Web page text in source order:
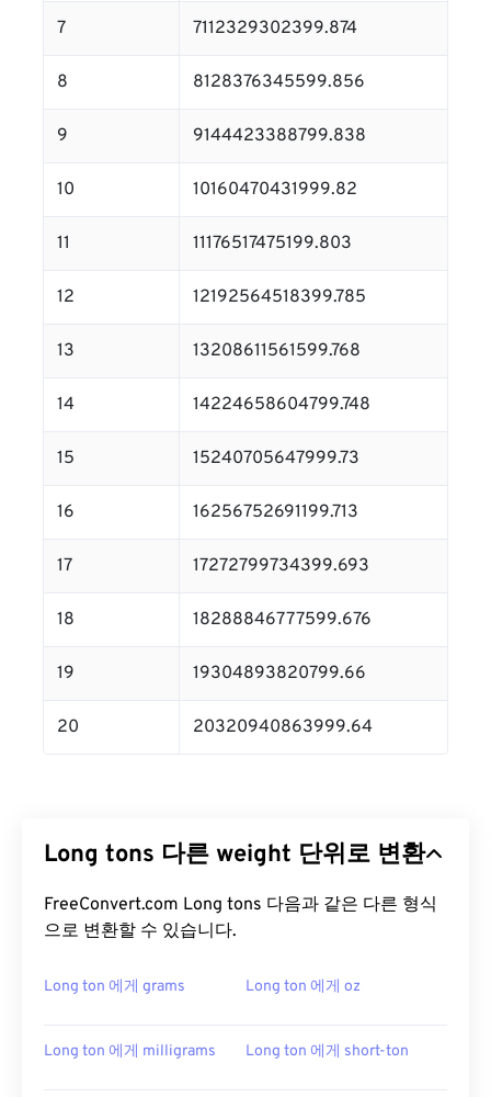
7 7112329302399.874
8 8128376345599.856
9 9144423388799.838
10 10160470431999.82
11 11176517475199.803
12 12192564518399.785
13 13208611561599.768
14 14224658604799.748
15 15240705647999.73
16 16256752691199.713
17 17272799734399.693
18 18288846777599.676
19 19304893820799.66
20 20320940863999.64
Long tons 다른 weight 단위로 변환
FreeConvert.com Long tons 다음과 같은 다른 형식
으로 변환할 수 있습니다.
Long ton 에게 grams Long ton 에게 oz
Long ton 에게 milligrams Long ton 에게 short-ton